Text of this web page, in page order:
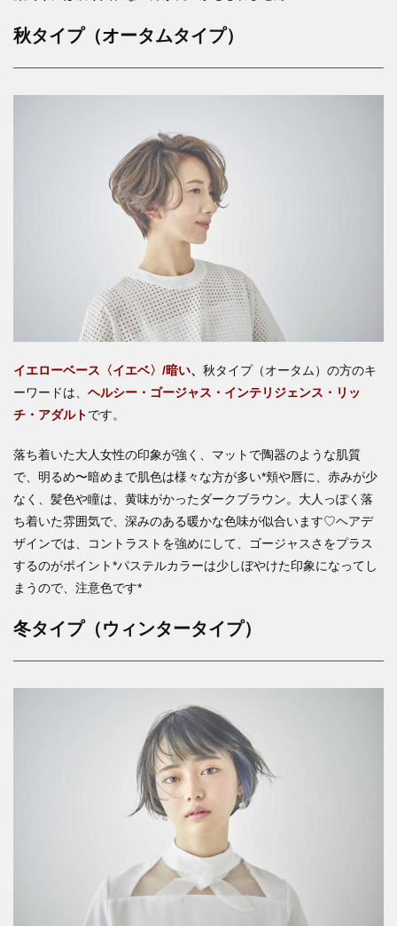
秋タイプ（オータムタイプ）
イエローベース〈イエベ〉/暗い、 秋タイプ（オータム）の方のキ
ーワードは、 ヘルシー・ゴージャス・インテリジェンス・リッ
チ・アダルトです。
落ち着いた大人女性の印象が強く、マットで陶器のような肌質
で、明るめ〜暗めまで肌色は様々な方が多い*頬や唇に、赤みが少
なく、髪色や瞳は、黄味がかったダークブラウン。大人っぽく落
ち着いた雰囲気で、深みのある暖かな色味が似合います♡ヘアデ
ザインでは、コントラストを強めにして、ゴージャスさをプラス
するのがポイント*パステルカラーは少しぼやけた印象になってし
まうので、注意色です*
冬タイプ（ウィンタータイプ）